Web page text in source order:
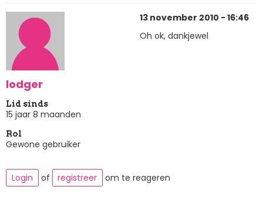
lodger
Lid sinds
15 jaar 8 maanden
Rol
Gewone gebruiker
13 november 2010 - 16:46
Oh ok, dankjewel
Login of registreer om te reageren